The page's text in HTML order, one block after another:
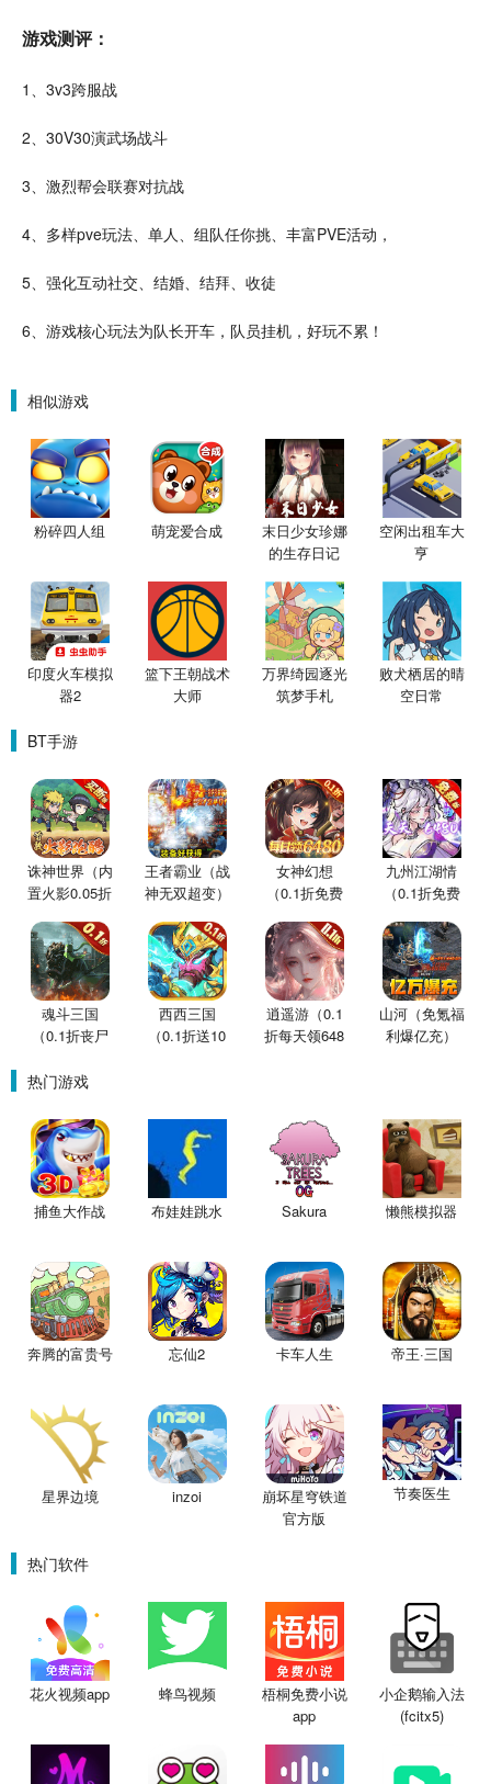
游戏测评：
1、 3v3跨服战
2、30V30演武场战斗
3、激烈帮会联赛对抗战
4、多样pve玩法、 单人、 组队任你挑、丰富PVE活动，
5、强化互动社交、 结婚、结拜、收徒
6、游戏核心玩法为队长开车 ，队员挂机 ， 好玩不累！
相似游戏
粉碎四人组 萌宠爱合成
末日少女珍娜
的生存日记
空闲出租车大
亨
印度火车模拟
器2
篮下王朝战术
大师
万界绮园逐光
筑梦手札
败犬栖居的晴
空日常
BT手游
诛神世界（内
置火影0.05折
王者霸业（战
神无双超变）
女神幻想
（0.1折免费
九州江湖情
（0.1折免费
魂斗三国
（0.1折丧尸
西西三国
（0.1折送10
逍遥游（0.1
折每天领648
山河（免氪福
利爆亿充）
热门游戏
捕鱼大作战 布娃娃跳水 Sakura 懒熊模拟器
奔腾的富贵号 忘仙2 卡车人生 帝王·三国
星界边境 inzoi
崩坏星穹铁道
官方版
节奏医生
热门软件
花火视频app 蜂鸟视频
梧桐免费小说
app
小企鹅输入法
(fcitx5)